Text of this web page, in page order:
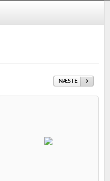
NÆSTE